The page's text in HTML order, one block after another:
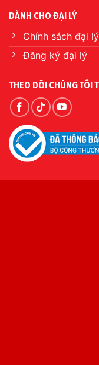
DÀNH CHO ĐẠI LÝ
Chính sách đại lý
Đăng ký đại lý
THEO DÕI CHÚNG TÔI